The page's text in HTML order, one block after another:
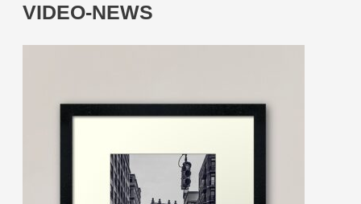
VIDEO-NEWS